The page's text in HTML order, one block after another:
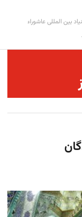
بین المللی عاشوراء